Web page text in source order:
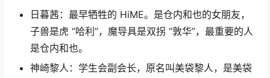
日暮茜：最早牺牲的 HiME。是仓内和也的女朋友，
子兽是虎 “哈利”，魔导具是双拐 “敦华”，最重要的人
是仓内和也。
神崎黎人：学生会副会长，原名叫美袋黎人，是美袋